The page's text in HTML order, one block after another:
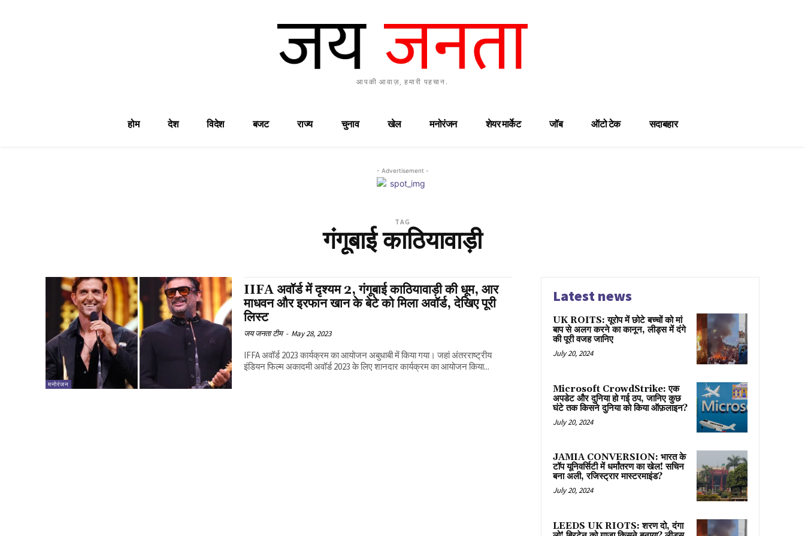
आपकी आवाज़, हमारी पहचान.
होम देश विदेश बजट राज्य चुनाव खेल मनोरंजन शेयर मार्केट जॉब ऑटो टेक सदाबहार
- Advertisement -
TAG
गंगूबाई काठियावाड़ी
मनोरंजन
IIFA अवॉर्ड में दृश्यम 2, गंगूबाई काठियावाड़ी की धूम, आर
माधवन और इरफान खान के बेटे को मिला अवॉर्ड, देखिए पूरी
लिस्ट
जय जनता टीम - May 28, 2023
IFFA अवॉर्ड 2023 कार्यक्रम का आयोजन अबुधाबी में किया गया। जहां अंतरराष्ट्रीय
इंडियन फिल्म अकादमी अवॉर्ड 2023 के लिए शानदार कार्यक्रम का आयोजन किया...
Latest news
UK ROITS: यूरोप में छोटे बच्चों को मां
बाप से अलग करने का कानून, लीड्स में दंगे
की पूरी वजह जानिए
July 20, 2024
Microsoft CrowdStrike: एक
अपडेट और दुनिया हो गई ठप, जानिए कुछ
घंटे तक किसने दुनिया को किया ऑफ़लाइन?
July 20, 2024
JAMIA CONVERSION: भारत के
टॉप यूनिवर्सिटी में धर्मांतरण का खेल! सचिन
बना अली, रजिस्ट्रार मास्टरमाइंड?
July 20, 2024
LEEDS UK RIOTS: शरण दो, दंगा